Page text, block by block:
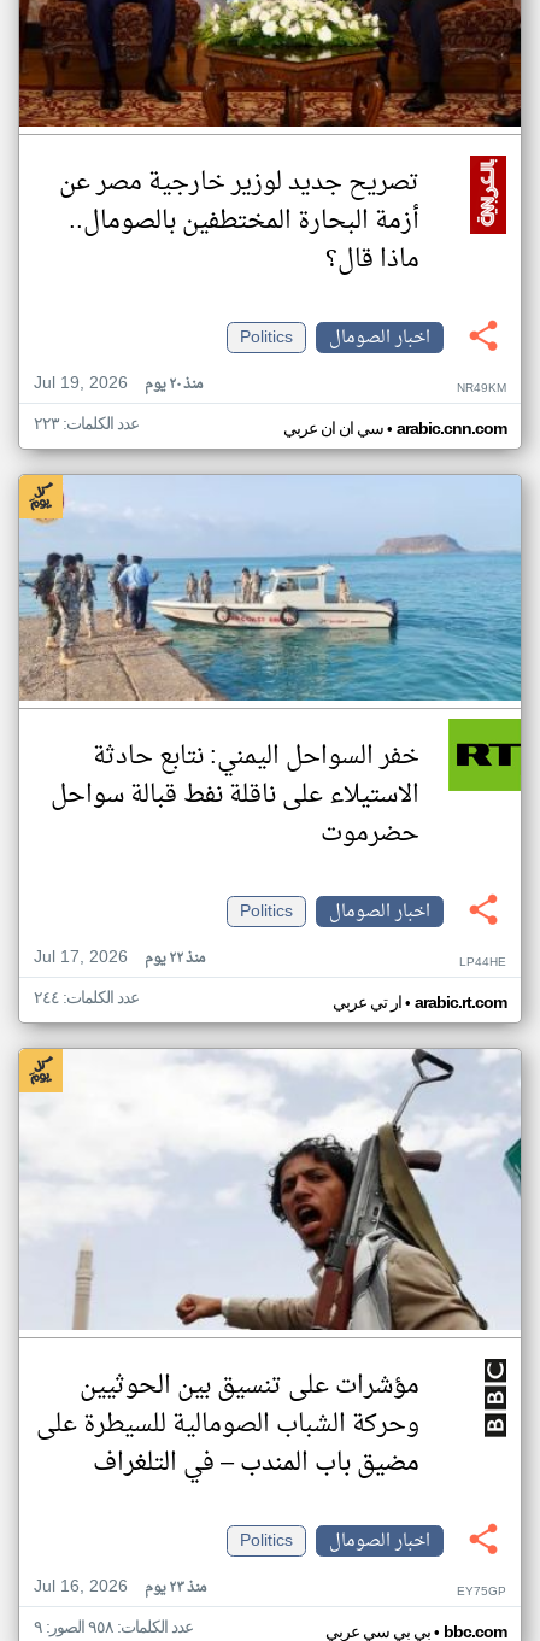
تصريح جديد لوزير خارجية مصر عن
أزمة البحارة المختطفين بالصومال..
ماذا قال؟
اخبار الصومال
Politics
Jul 19, 2026
منذ ٢٠ يوم NR49KM
سي ان ان عربي• arabic.cnn.com عدد الكلمات: ٢٢٣
خفر السواحل اليمني: نتابع حادثة
الاستيلاء على ناقلة نفط قبالة سواحل
حضرموت
اخبار الصومال
Politics
Jul 17, 2026
منذ ٢٢ يوم LP44HE
ار تي عربي• arabic.rt.com عدد الكلمات: ٢٤٤
مؤشرات على تنسيق بين الحوثيين
وحركة الشباب الصومالية للسيطرة على
مضيق باب المندب – في التلغراف
اخبار الصومال
Politics
Jul 16, 2026
منذ ٢٣ يوم EY75GP
بي بي سي عربي• bbc.com عدد الكلمات: ٩٥٨ الصور: ٩